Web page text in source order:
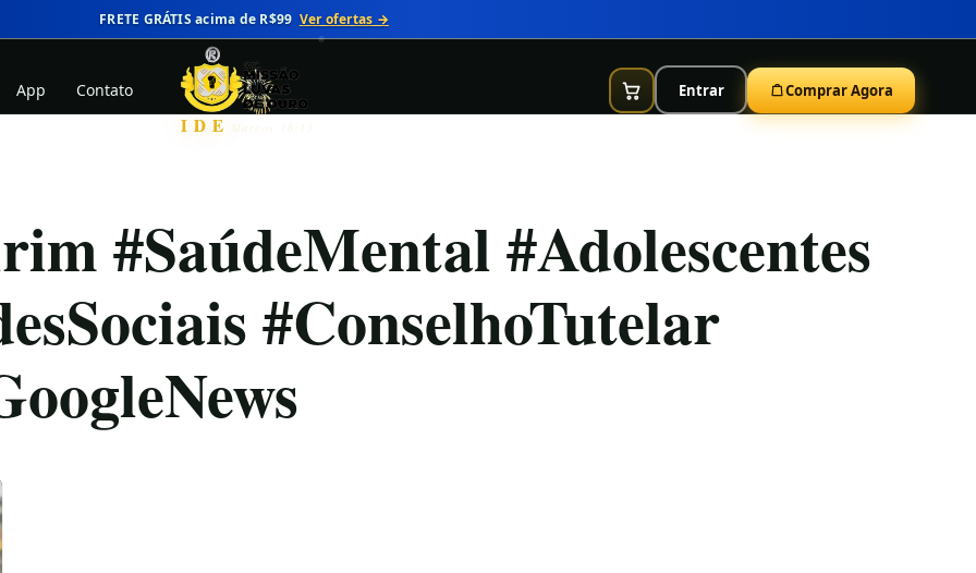
FRETE GRÁTIS acima de R$99 Ver ofertas →
IDE Marcos 16:15
App Contato Entrar Comprar Agora
#SaúdeMental #Adolescentes
#ConselhoTutelar